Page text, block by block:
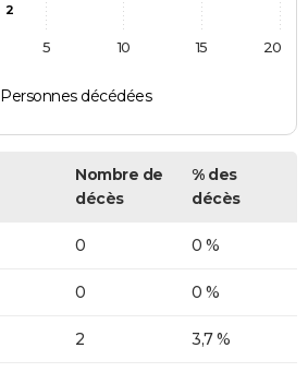
2
Personnes décédées
5 10 15 20
Nombre de
décès
% des
décès
0 0 %
0 0 %
2 3,7 %